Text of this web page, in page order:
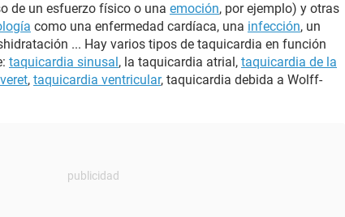
de un esfuerzo físico o una emoción, por ejemplo) y otras
como una enfermedad cardíaca, una infección, un
... Hay varios tipos de taquicardia en función
taquicardia sinusal, la taquicardia atrial, taquicardia de la
, taquicardia ventricular, taquicardia debida a Wolff-